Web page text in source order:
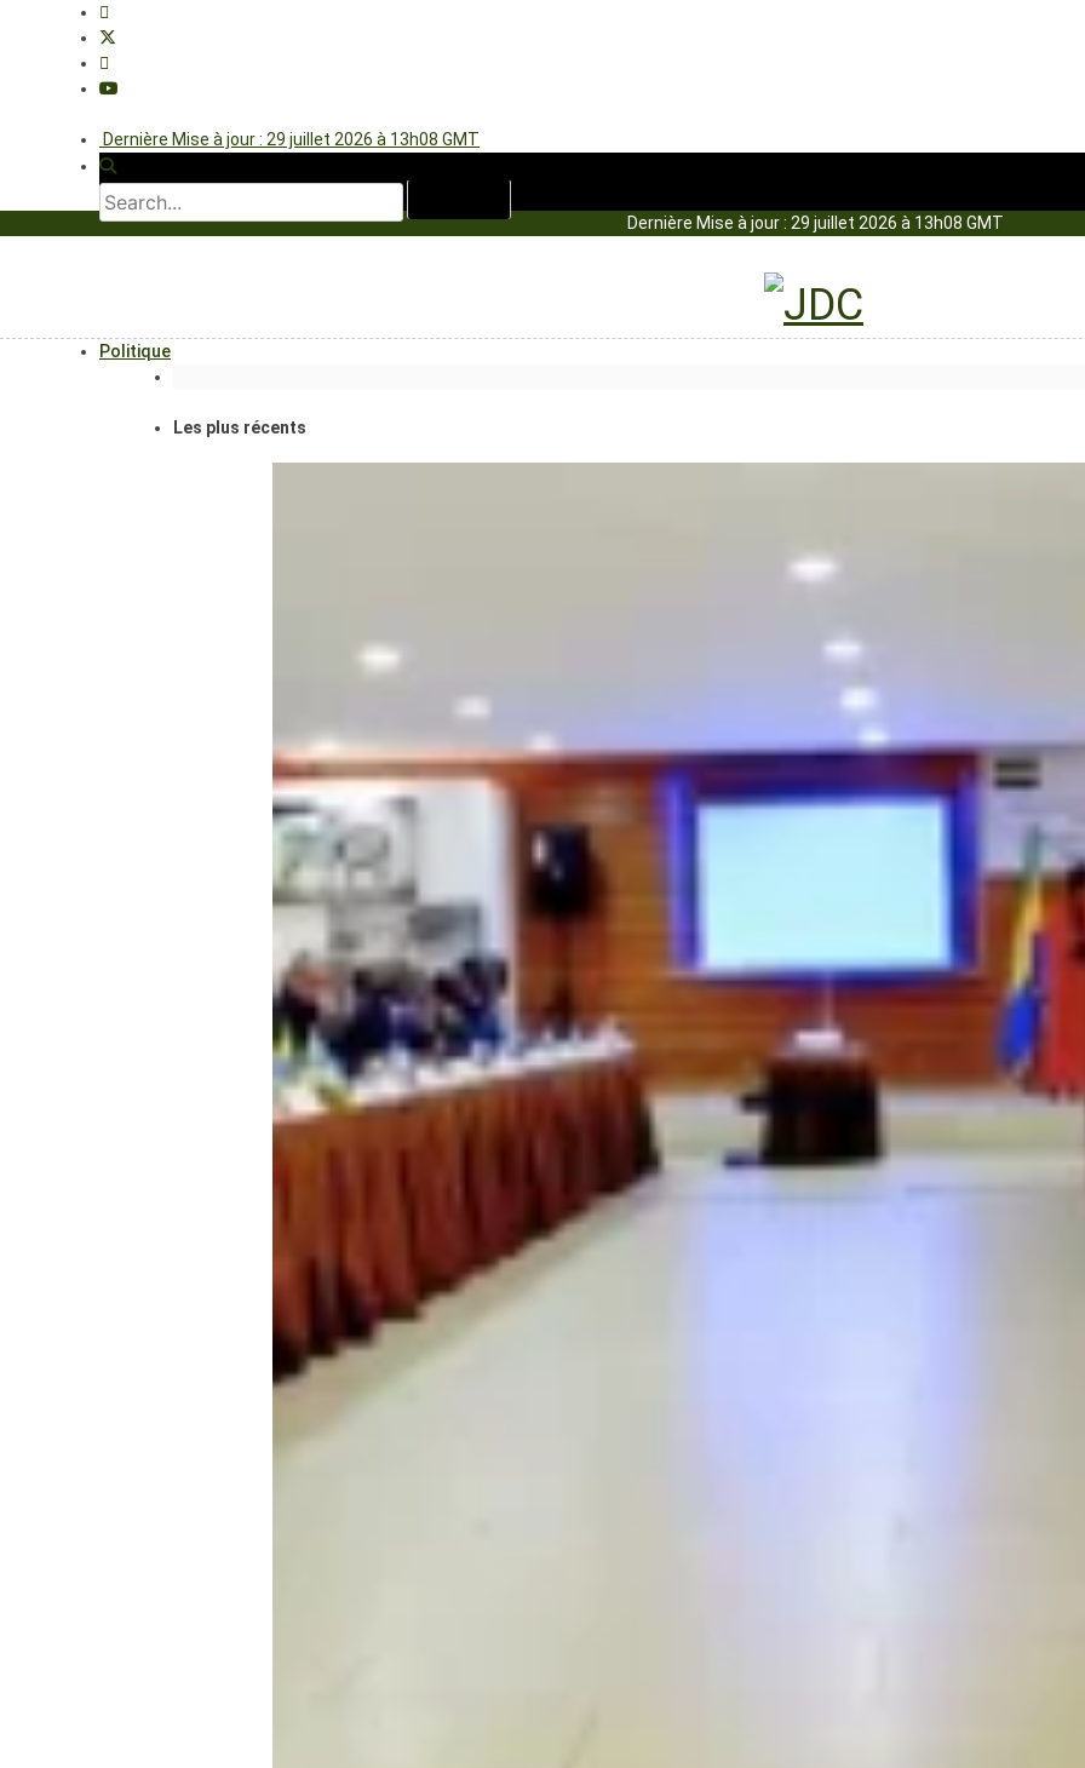
Dernière Mise à jour : 29 juillet 2026 à 13h08 GMT
Dernière Mise à jour : 29 juillet 2026 à 13h08 GMT
Politique
Les plus récents